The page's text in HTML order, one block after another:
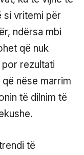
si vritemi për
ndërsa mbi
që nuk
por rezultati
nëse marrim
të dilnim të
të